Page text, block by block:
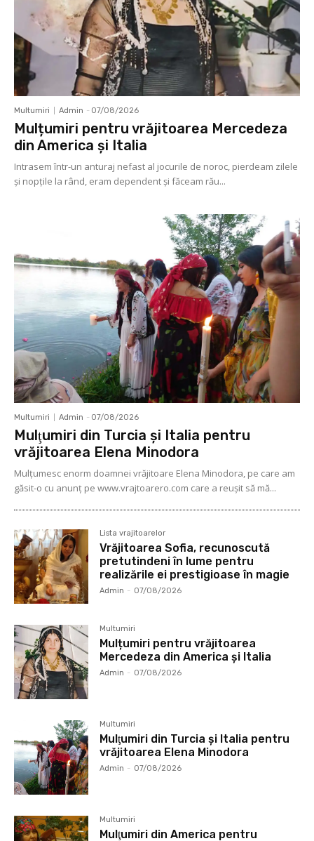
Multumiri Admin - 07/08/2026
Mulțumiri pentru vrăjitoarea Mercedeza
din America și Italia
Intrasem într-un anturaj nefast al jocurile de noroc, pierdeam zilele
și nopțile la rând, eram dependent și făceam rău...
Multumiri Admin - 07/08/2026
Mulţumiri din Turcia și Italia pentru
vrăjitoarea Elena Minodora
Mulţumesc enorm doamnei vrăjitoare Elena Minodora, pe care am
găsit-o cu anunț pe www.vrajtoarero.com care a reuşit să mă...
Lista vrajitoarelor
Vrăjitoarea Sofia, recunoscută
pretutindeni în lume pentru
realizările ei prestigioase în magie
Admin - 07/08/2026
Multumiri
Mulțumiri pentru vrăjitoarea
Mercedeza din America și Italia
Admin - 07/08/2026
Multumiri
Mulţumiri din Turcia și Italia pentru
vrăjitoarea Elena Minodora
Admin - 07/08/2026
Multumiri
Mulţumiri din America pentru